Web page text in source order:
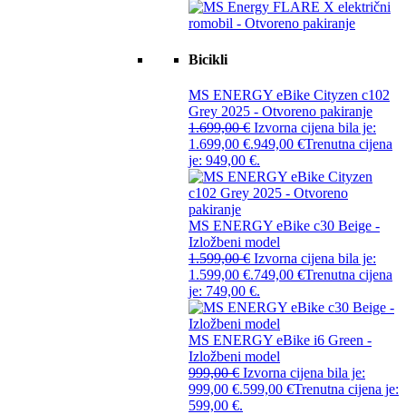
Bicikli
MS ENERGY eBike Cityzen c102
Grey 2025 - Otvoreno pakiranje
1.699,00€ Izvorna cijena bila je:
1.699,00 €.949,00 €Trenutna cijena
je: 949,00 €.
MS ENERGY eBike c30 Beige -
Izložbeni model
1.599,00€ Izvorna cijena bila je:
1.599,00 €.749,00 €Trenutna cijena
je: 749,00 €.
MS ENERGY eBike i6 Green -
Izložbeni model
999,00€ Izvorna cijena bila je:
999,00 €.599,00 €Trenutna cijena je:
599,00 €.